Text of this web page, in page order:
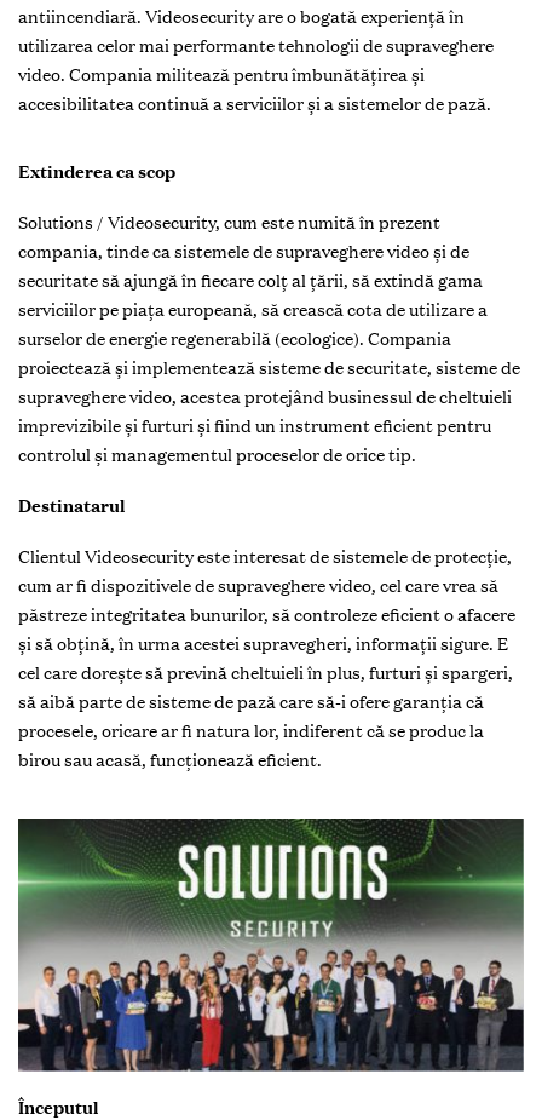
antiincendiară. Videosecurity are o bogată experienţă în
utilizarea celor mai performante tehnologii de supraveghere
video. Compania militează pentru îmbunătățirea şi
accesibilitatea continuă a serviciilor şi a sistemelor de pază.
Extinderea ca scop
Solutions / Videosecurity, cum este numită în prezent
compania, tinde ca sistemele de supraveghere video și de
securitate să ajungă în fiecare colț al țării, să extindă gama
serviciilor pe piața europeană, să crească cota de utilizare a
surselor de energie regenerabilă (ecologice). Compania
proiectează și implementează sisteme de securitate, sisteme de
supraveghere video, acestea protejând businessul de cheltuieli
imprevizibile și furturi și fiind un instrument eficient pentru
controlul și managementul proceselor de orice tip.
Destinatarul
Clientul Videosecurity este interesat de sistemele de protecție,
cum ar fi dispozitivele de supraveghere video, cel care vrea să
păstreze integritatea bunurilor, să controleze eficient o afacere
și să obțină, în urma acestei supravegheri, informații sigure. E
cel care doreşte să prevină cheltuieli în plus, furturi și spargeri,
să aibă parte de sisteme de pază care să-i ofere garanția că
procesele, oricare ar fi natura lor, indiferent că se produc la
birou sau acasă, funcționează eficient.
Începutul